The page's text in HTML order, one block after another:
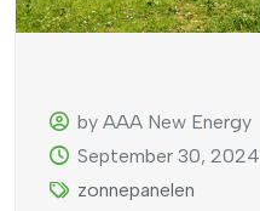
by AAA New Energy
September 30, 2024
zonnepanelen